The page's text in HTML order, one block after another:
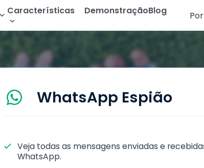
Características
Rastrear Geolocalização
de Namoro
Transmissão de Áudio
Ver Histórico de Chamadas
DemonstraçãoBlog
WhatsApp Espião
Veja todas as mensagens enviadas e
WhatsApp.